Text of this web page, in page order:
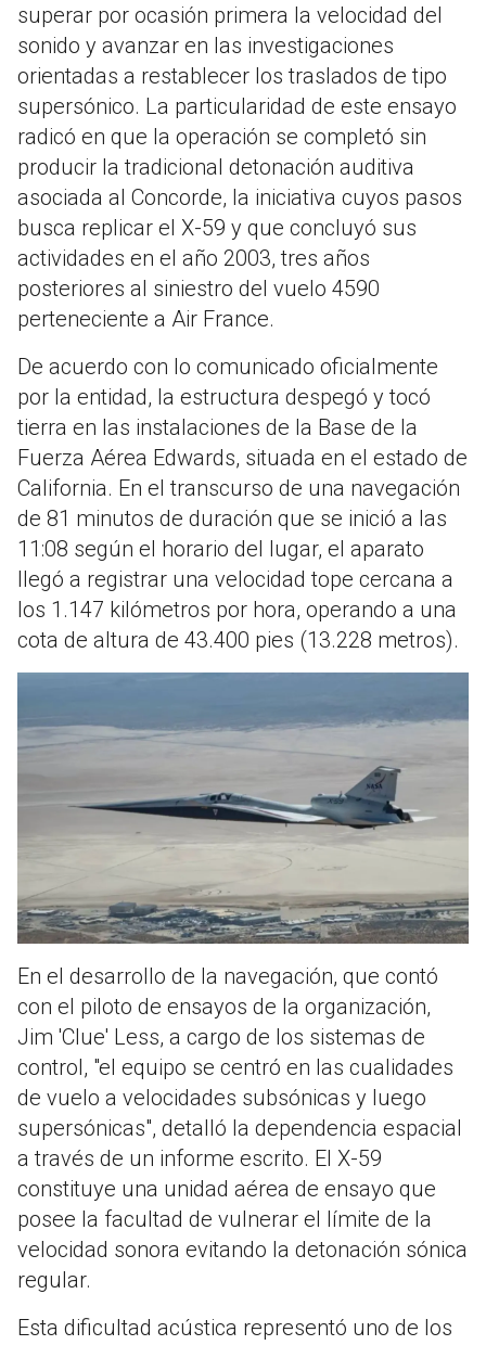
superar por ocasión primera la velocidad del
sonido y avanzar en las investigaciones
orientadas a restablecer los traslados de tipo
supersónico. La particularidad de este ensayo
radicó en que la operación se completó sin
producir la tradicional detonación auditiva
asociada al Concorde, la iniciativa cuyos pasos
busca replicar el X-59 y que concluyó sus
actividades en el año 2003, tres años
posteriores al siniestro del vuelo 4590
perteneciente a Air France.
De acuerdo con lo comunicado oficialmente
por la entidad, la estructura despegó y tocó
tierra en las instalaciones de la Base de la
Fuerza Aérea Edwards, situada en el estado de
California. En el transcurso de una navegación
de 81 minutos de duración que se inició a las
11:08 según el horario del lugar, el aparato
llegó a registrar una velocidad tope cercana a
los 1.147 kilómetros por hora, operando a una
cota de altura de 43.400 pies (13.228 metros).
En el desarrollo de la navegación, que contó
con el piloto de ensayos de la organización,
Jim 'Clue' Less, a cargo de los sistemas de
control, "el equipo se centró en las cualidades
de vuelo a velocidades subsónicas y luego
supersónicas", detalló la dependencia espacial
a través de un informe escrito. El X-59
constituye una unidad aérea de ensayo que
posee la facultad de vulnerar el límite de la
velocidad sonora evitando la detonación sónica
regular.
Esta dificultad acústica representó uno de los